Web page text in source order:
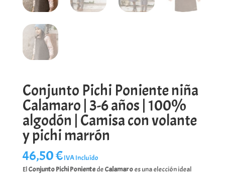
Conjunto Pichi Poniente niña
Calamaro | 3-6 años | 100%
algodón | Camisa con volante
y pichi marrón
46,50€IVA Incluído
ElConjunto Pichi PonientedeCalamaroes una elección ideal